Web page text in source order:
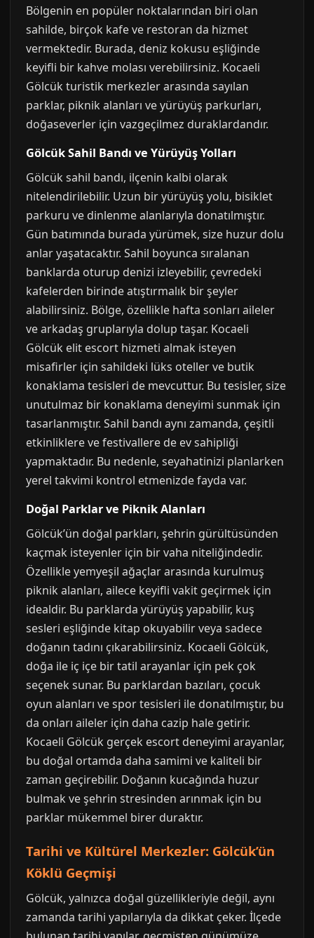
Bölgenin en popüler noktalarından biri olan
sahilde, birçok kafe ve restoran da hizmet
vermektedir. Burada, deniz kokusu eşliğinde
keyifli bir kahve molası verebilirsiniz. Kocaeli
Gölcük turistik merkezler arasında sayılan
parklar, piknik alanları ve yürüyüş parkurları,
doğaseverler için vazgeçilmez duraklardandır.
Gölcük Sahil Bandı ve Yürüyüş Yolları
Gölcük sahil bandı, ilçenin kalbi olarak
nitelendirilebilir. Uzun bir yürüyüş yolu, bisiklet
parkuru ve dinlenme alanlarıyla donatılmıştır.
Gün batımında burada yürümek, size huzur dolu
anlar yaşatacaktır. Sahil boyunca sıralanan
banklarda oturup denizi izleyebilir, çevredeki
kafelerden birinde atıştırmalık bir şeyler
alabilirsiniz. Bölge, özellikle hafta sonları aileler
ve arkadaş gruplarıyla dolup taşar. Kocaeli
Gölcük elit escort hizmeti almak isteyen
misafirler için sahildeki lüks oteller ve butik
konaklama tesisleri de mevcuttur. Bu tesisler, size
unutulmaz bir konaklama deneyimi sunmak için
tasarlanmıştır. Sahil bandı aynı zamanda, çeşitli
etkinliklere ve festivallere de ev sahipliği
yapmaktadır. Bu nedenle, seyahatinizi planlarken
yerel takvimi kontrol etmenizde fayda var.
Doğal Parklar ve Piknik Alanları
Gölcük’ün doğal parkları, şehrin gürültüsünden
kaçmak isteyenler için bir vaha niteliğindedir.
Özellikle yemyeşil ağaçlar arasında kurulmuş
piknik alanları, ailece keyifli vakit geçirmek için
idealdir. Bu parklarda yürüyüş yapabilir, kuş
sesleri eşliğinde kitap okuyabilir veya sadece
doğanın tadını çıkarabilirsiniz. Kocaeli Gölcük,
doğa ile iç içe bir tatil arayanlar için pek çok
seçenek sunar. Bu parklardan bazıları, çocuk
oyun alanları ve spor tesisleri ile donatılmıştır, bu
da onları aileler için daha cazip hale getirir.
Kocaeli Gölcük gerçek escort deneyimi arayanlar,
bu doğal ortamda daha samimi ve kaliteli bir
zaman geçirebilir. Doğanın kucağında huzur
bulmak ve şehrin stresinden arınmak için bu
parklar mükemmel birer duraktır.
Tarihi ve Kültürel Merkezler: Gölcük’ün
Köklü Geçmişi
Gölcük, yalnızca doğal güzellikleriyle değil, aynı
zamanda tarihi yapılarıyla da dikkat çeker. İlçede